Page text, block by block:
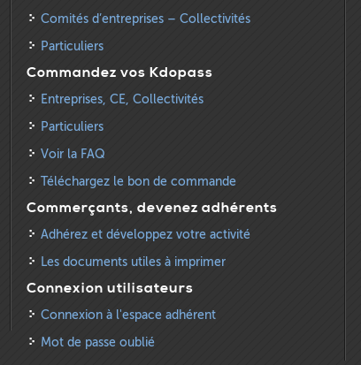
Comités d’entreprises – Collectivités
Particuliers
Commandez vos Kdopass
Entreprises, CE, Collectivités
Particuliers
Voir la FAQ
Téléchargez le bon de commande
Commerçants, devenez adhérents
Adhérez et développez votre activité
Les documents utiles à imprimer
Connexion utilisateurs
Connexion à l'espace adhérent
Mot de passe oublié